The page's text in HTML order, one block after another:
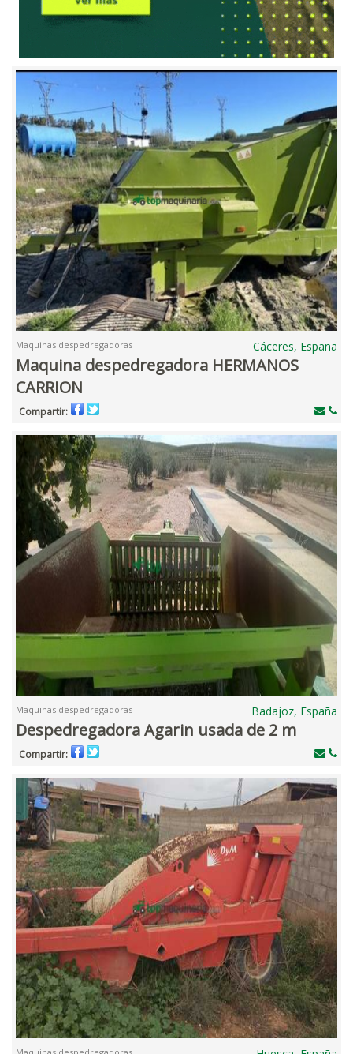
Maquinas despedregadoras Cáceres, España
Maquina despedregadora HERMANOS
CARRION
Compartir:
Maquinas despedregadoras Badajoz, España
Despedregadora Agarin usada de 2 m
Compartir: